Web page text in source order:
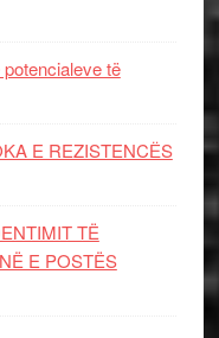
të
E REZISTENCЁS
TË
E POSTËS